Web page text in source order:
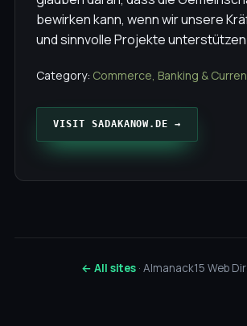
bewirken kann, wenn wir unsere
und sinnvolle Projekte
Category: Commerce, Banking &
VISIT SADAKANOW.DE →
← All sites· Almanack15 Web